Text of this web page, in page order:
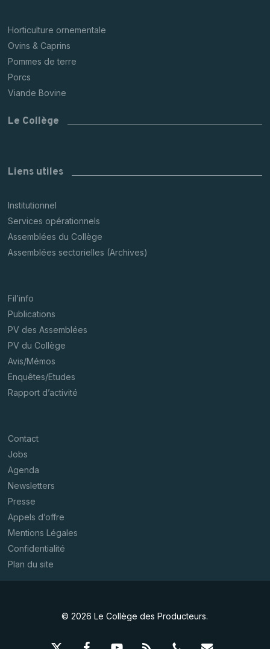
Horticulture ornementale
Ovins & Caprins
Pommes de terre
Porcs
Viande Bovine
Le Collège
Liens utiles
Institutionnel
Services opérationnels
Assemblées du Collège
Assemblées sectorielles (Archives)
Fil’info
Publications
PV des Assemblées
PV du Collège
Avis/Mémos
Enquêtes/Etudes
Rapport d’activité
Contact
Jobs
Agenda
Newsletters
Presse
Appels d’offre
Mentions Légales
Confidentialité
Plan du site
© 2026 Le Collège des Producteurs.
x- facebookyoutubeRSS phone email